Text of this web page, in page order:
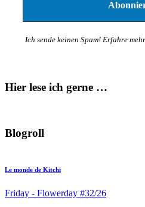
Ich sende keinen Spam! Erfahre
Hier lese ich gerne …
Blogroll
Le monde de Kitchi
Friday - Flowerday #32/26